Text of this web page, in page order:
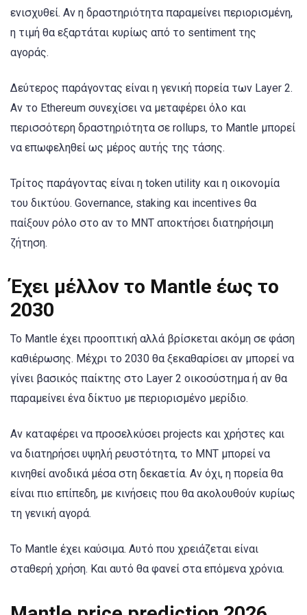
ενισχυθεί. Αν η δραστηριότητα παραμείνει περιορισμένη,
η τιμή θα εξαρτάται κυρίως από το sentiment της
αγοράς.
Δεύτερος παράγοντας είναι η γενική πορεία των Layer 2.
Αν το Ethereum συνεχίσει να μεταφέρει όλο και
περισσότερη δραστηριότητα σε rollups, το Mantle μπορεί
να επωφεληθεί ως μέρος αυτής της τάσης.
Τρίτος παράγοντας είναι η token utility και η οικονομία
του δικτύου. Governance, staking και incentives θα
παίξουν ρόλο στο αν το MNT αποκτήσει διατηρήσιμη
ζήτηση.
Έχει μέλλον το Mantle έως το
2030
Το Mantle έχει προοπτική αλλά βρίσκεται ακόμη σε φάση
καθιέρωσης. Μέχρι το 2030 θα ξεκαθαρίσει αν μπορεί να
γίνει βασικός παίκτης στο Layer 2 οικοσύστημα ή αν θα
παραμείνει ένα δίκτυο με περιορισμένο μερίδιο.
Αν καταφέρει να προσελκύσει projects και χρήστες και
να διατηρήσει υψηλή ρευστότητα, το MNT μπορεί να
κινηθεί ανοδικά μέσα στη δεκαετία. Αν όχι, η πορεία θα
είναι πιο επίπεδη, με κινήσεις που θα ακολουθούν κυρίως
τη γενική αγορά.
Το Mantle έχει καύσιμα. Αυτό που χρειάζεται είναι
σταθερή χρήση. Και αυτό θα φανεί στα επόμενα χρόνια.